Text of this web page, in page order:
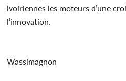
ivoiriennes les moteurs d’une
l’innovation.
Wassimagnon